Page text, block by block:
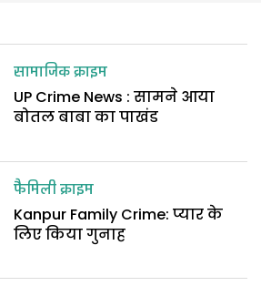
सामाजिक क्राइम
UP Crime News : सामने आया
बोतल बाबा का पाखंड
फैमिली क्राइम
Kanpur Family Crime: प्यार के
लिए किया गुनाह